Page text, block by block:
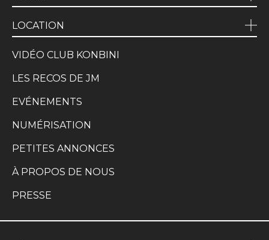
LOCATION
VIDÉO CLUB KONBINI
LES RECOS DE JM
EVÉNEMENTS
NUMÉRISATION
PETITES ANNONCES
À PROPOS DE NOUS
PRESSE